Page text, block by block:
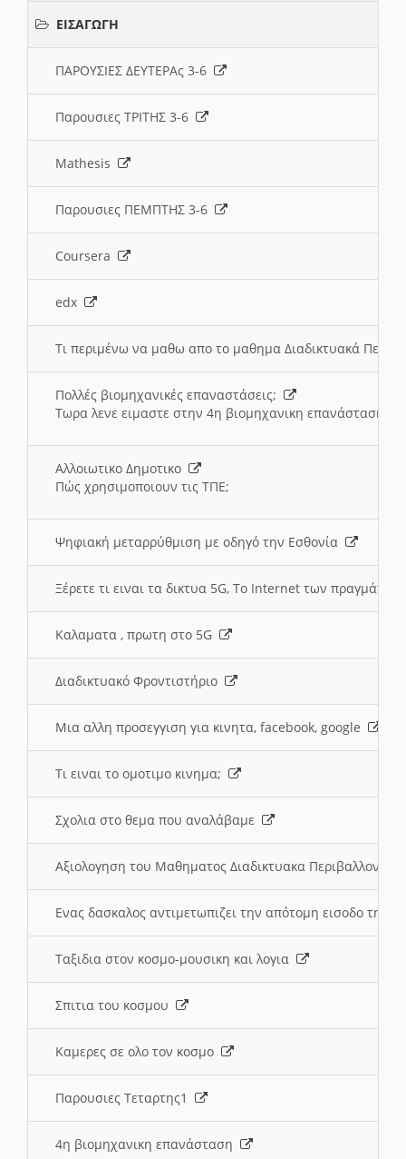
ΕΙΣΑΓΩΓΗ
ΠΑΡΟΥΣΙΕΣ ΔΕΥΤΕΡΑς 3-6
Παρουσιες ΤΡΙΤΗΣ 3-6
Mathesis
Παρουσιες ΠΕΜΠΤΗΣ 3-6
Coursera
edx
Τι περιμένω να μαθω απο το μαθημα Διαδικτυακά
Πολλές βιομηχανικές επαναστάσεις;
Τωρα λενε ειμαστε στην 4η βιομηχανικη επανάσταση
Αλλοιωτικο Δημοτικο
Πώς χρησιμοποιουν τις ΤΠΕ;
Ψηφιακή μεταρρύθμιση με οδηγό την Εσθονία
Ξέρετε τι ειναι τα δικτυα 5G, Το Internet των
Καλαματα , πρωτη στο 5G
Διαδικτυακό Φροντιστήριο
Μια αλλη προσεγγιση για κινητα, facebook, google
Τι ειναι το ομοτιμο κινημα;
Σχολια στο θεμα που αναλάβαμε
Αξιολογηση του Μαθηματος Διαδικτυακα
Ενας δασκαλος αντιμετωπιζει την απότομη εισοδο της
Ταξιδια στον κοσμο-μουσικη και λογια
Σπιτια του κοσμου
Καμερες σε ολο τον κοσμο
Παρουσιες Τεταρτης1
4η βιομηχανικη επανάσταση